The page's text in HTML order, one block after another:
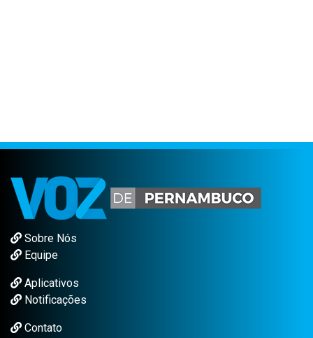
Sobre Nós
Equipe
Aplicativos
Notificações
Contato